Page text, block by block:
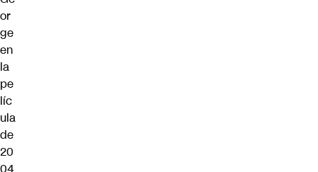
or
ge
en
la
pe
líc
ula
de
20